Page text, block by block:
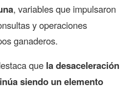
, variables que impulsaron
y operaciones
ganaderos.
que la desaceleración
siendo un elemento